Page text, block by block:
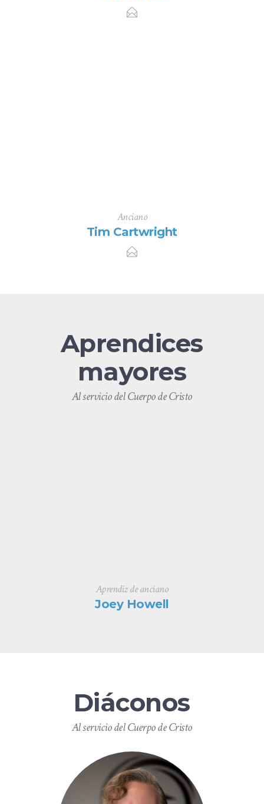
Anciano
Tim Cartwright
Aprendices
mayores
Al servicio del Cuerpo de Cristo
Aprendiz de anciano
Joey Howell
Diáconos
Al servicio del Cuerpo de Cristo